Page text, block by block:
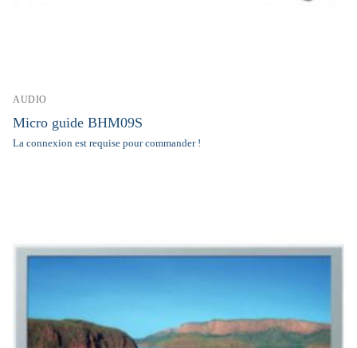
AUDIO
Micro guide BHM09S
La connexion est requise pour commander !